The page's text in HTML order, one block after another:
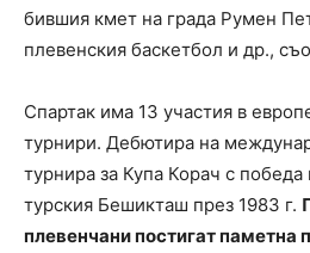
бившия кмет на града Румен
плевенския баскетбол и др.,
Спартак има 13 участия в
турнири. Дебютира на
турнира за Купа Корач с победа
турския Бешикташ през 1983 г.
плевенчани постигат паметна